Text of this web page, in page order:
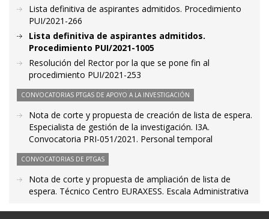
Lista definitiva de aspirantes admitidos. Procedimiento
PUI/2021-266
Lista definitiva de aspirantes admitidos.
Procedimiento PUI/2021-1005
Resolución del Rector por la que se pone fin al
procedimiento PUI/2021-253
CONVOCATORIAS PTGAS DE APOYO A LA INVESTIGACIÓN
Nota de corte y propuesta de creación de lista de espera.
Especialista de gestión de la investigación. I3A.
Convocatoria PRI-051/2021. Personal temporal
CONVOCATORIAS DE PTGAS
Nota de corte y propuesta de ampliación de lista de
espera. Técnico Centro EURAXESS. Escala Administrativa